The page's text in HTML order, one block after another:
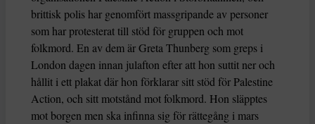
brittisk polis har genomfört massgripande av personer
som har protesterat till stöd för gruppen och mot
folkmord. En av dem är Greta Thunberg som greps i
London dagen innan julafton efter att hon suttit ner och
hållit i ett plakat där hon förklarar sitt stöd för Palestine
Action, och sitt motstånd mot folkmord. Hon släpptes
mot borgen men ska infinna sig för rättegång i mars